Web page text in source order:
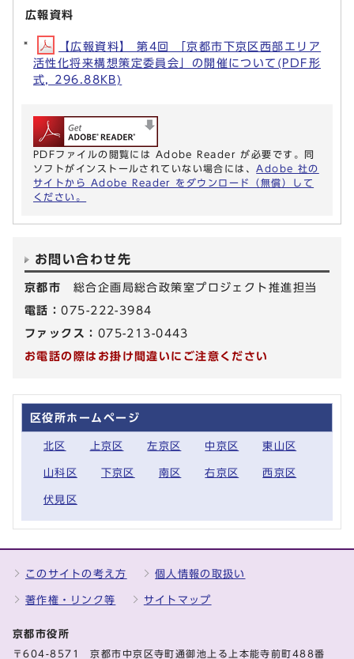
広報資料
【広報資料】 第4回 「京都市下京区西部エリア
活性化将来構想策定委員会」の開催について(PDF形
式, 296.88KB)
PDFファイルの閲覧には Adobe Reader が必要です。同
ソフトがインストールされていない場合には、Adobe 社の
サイトから Adobe Reader をダウンロード（無償）して
ください。
お問い合わせ先
京都市 総合企画局総合政策室プロジェクト推進担当
電話：075-222-3984
ファックス： 075-213-0443
お電話の際はお掛け間違いにご注意ください
区役所ホームページ
北区 上京区 左京区 中京区 東山区
山科区 下京区 南区 右京区 西京区
伏見区
このサイトの考え方 個人情報の取扱い
著作権・リンク等 サイトマップ
京都市役所
〒604-8571 京都市中京区寺町通御池上る上本能寺前町488番